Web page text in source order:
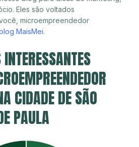
Eles são voltados
microempreendedor
MaisMei.
CIDADE DE SÃO
PAULA